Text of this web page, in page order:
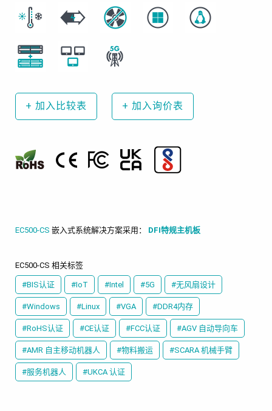
+ 加入比较表 + 加入询价表
EC500-CS 嵌入式系统解决方案采用： DFI特规主机板
EC500-CS 相关标签
#BIS认证 #IoT #Intel #5G #无风扇设计
#Windows #Linux #VGA #DDR4内存
#RoHS认证 #CE认证 #FCC认证 #AGV 自动导向车
#AMR 自主移动机器人 #物料搬运 #SCARA 机械手臂
#服务机器人 #UKCA 认证